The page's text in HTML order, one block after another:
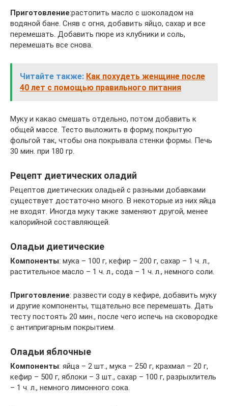
Приготовление:растопить масло с шоколадом на
водяной бане. Сняв с огня, добавить яйцо, сахар и все
перемешать. Добавить пюре из клубники и соль,
перемешать все снова.
Читайте также: Как похудеть женщине после
40 лет с помощью правильного питания
Муку и какао смешать отдельно, потом добавить к
общей массе. Тесто выложить в форму, покрытую
фольгой так, чтобы она покрывала стенки формы. Печь
30 мин. при 180 гр.
Рецепт диетических оладий
Рецептов диетических оладьей с разными добавками
существует достаточно много. В некоторые из них яйца
не входят. Иногда муку также заменяют другой, менее
калорийной составляющей.
Оладьи диетические
Компоненты: мука – 100 г, кефир – 200 г, сахар – 1 ч. л.,
растительное масло – 1 ч. л., сода – 1 ч. л., немного соли.
Приготовление: развести соду в кефире, добавить муку
и другие компоненты, тщательно все перемешать. Дать
тесту постоять 20 мин., после чего испечь на сковородке
с антипригарным покрытием.
Оладьи яблочные
Компоненты: яйца – 2 шт., мука – 250 г, крахмал – 20 г,
кефир – 500 г, яблоки – 3 шт., сахар – 100 г, разрыхлитель
– 1 ч. л., немного лимонного сока.